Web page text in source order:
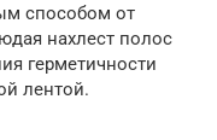
способом от
нахлест полос
герметичности
лентой.